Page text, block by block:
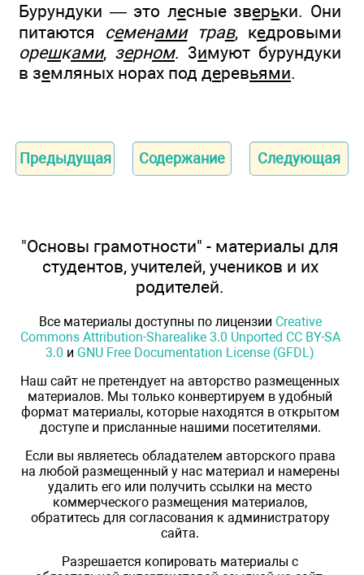
Бурундуки — это лесные зверьки. Они
питаются семенамитрав, кедровыми
орешками, зерном. 3имуют бурундуки
в земляных норах под деревьями.
Предыдущая Содержание Следующая
"Основы грамотности" - материалы для
студентов, учителей, учеников и их
родителей.
Все материалы доступны по лицензии Creative
Commons Attribution-Sharealike 3.0 Unported CC BY-SA
3.0 и GNU Free Documentation License (GFDL)
Наш сайт не претендует на авторство размещенных
материалов. Мы только конвертируем в удобный
формат материалы, которые находятся в открытом
доступе и присланные нашими посетителями.
Если вы являетесь обладателем авторского права
на любой размещенный у нас материал и намерены
удалить его или получить ссылки на место
коммерческого размещения материалов,
обратитесь для согласования к администратору
сайта.
Разрешается копировать материалы с